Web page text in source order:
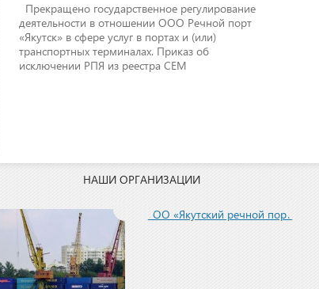
Прекращено государственное регулирование
деятельности в отношении ООО Речной порт
«Якутск» в сфере услуг в портах и (или)
транспортных терминалах. Приказ об
исключении РПЯ из реестра СЕМ
НАШИ ОРГАНИЗАЦИИ
ООО «Якутский речной порт»